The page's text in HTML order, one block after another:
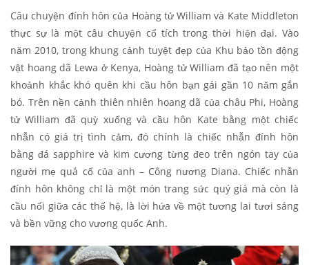
Câu chuyện đính hôn của Hoàng tử William và Kate Middleton
thực sự là một câu chuyện cổ tích trong thời hiện đại. Vào
năm 2010, trong khung cảnh tuyệt đẹp của Khu bảo tồn động
vật hoang dã Lewa ở Kenya, Hoàng tử William đã tạo nên một
khoảnh khắc khó quên khi cầu hôn bạn gái gần 10 năm gắn
bó. Trên nền cảnh thiên nhiên hoang dã của châu Phi, Hoàng
tử William đã quỳ xuống và cầu hôn Kate bằng một chiếc
nhẫn có giá trị tình cảm, đó chính là chiếc nhẫn đính hôn
bằng đá sapphire và kim cương từng đeo trên ngón tay của
người mẹ quá cố của anh – Công nương Diana. Chiếc nhẫn
đính hôn không chỉ là một món trang sức quý giá mà còn là
cầu nối giữa các thế hệ, là lời hứa về một tương lai tươi sáng
và bền vững cho vương quốc Anh.